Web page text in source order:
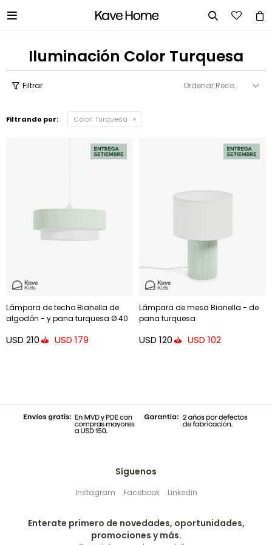
 
Iluminación Color Turquesa
Recomendados
Filtrando por: Color: Turquesa
Lámpara de techo Bianella de
algodón - y pana turquesa Ø 40
USD 210 USD 179
Lámpara de mesa Bianella - de
pana turquesa
USD 120 USD 102
Síguenos
Instagram Facebook Linkedin
Enterate primero de novedades, oportunidades,
promociones y más.